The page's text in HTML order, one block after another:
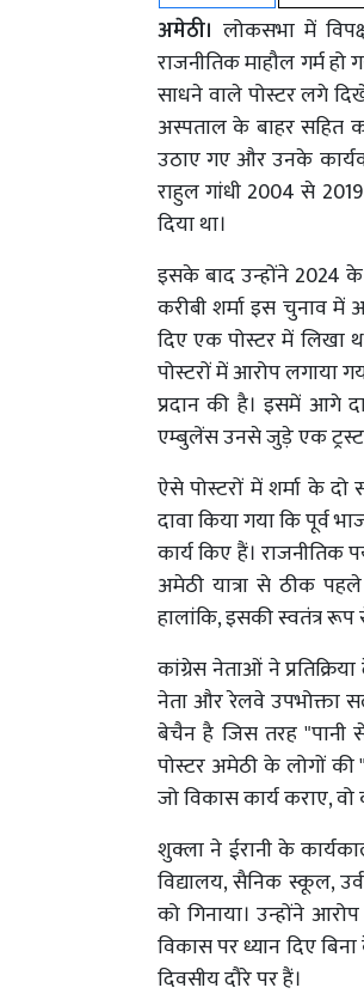
अमेठी। लोकसभा में
राजनीतिक माहौल गर्म हो
साधने वाले पोस्टर लगे
अस्पताल के बाहर सहित
उठाए गए और उनके
राहुल गांधी 2004 से
दिया था।
इसके बाद उन्होंने 2024
करीबी शर्मा इस चुनाव में
दिए एक पोस्टर में लिखा
पोस्टरों में आरोप
प्रदान की है। इसमें आगे
एम्बुलेंस उनसे जुड़े एक ट्रस्ट
ऐसे पोस्टरों में शर्मा के
दावा किया गया कि पूर्व
कार्य किए हैं। राजनीतिक
अमेठी यात्रा से ठीक
हालांकि, इसकी स्वतंत्र रूप
कांग्रेस नेताओं ने
नेता और रेलवे उपभोक्ता
बेचैन है जिस तरह "पानी
पोस्टर अमेठी के लोगों की
जो विकास कार्य कराए,
शुक्ला ने ईरानी के
विद्यालय, सैनिक स्कूल,
को गिनाया। उन्होंने
विकास पर ध्यान दिए
दिवसीय दौरे पर हैं।